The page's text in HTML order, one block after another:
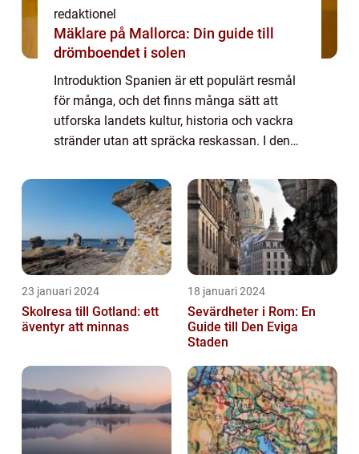
redaktionel
Mäklare på Mallorca: Din guide till
drömboendet i solen
Introduktion Spanien är ett populärt resmål
för många, och det finns många sätt att
utforska landets kultur, historia och vackra
stränder utan att spräcka reskassan. I denna
över billig resa till Spanien ...
23 januari 2024
Skolresa till Gotland: ett
äventyr att minnas
18 januari 2024
Sevärdheter i Rom: En
Guide till Den Eviga
Staden